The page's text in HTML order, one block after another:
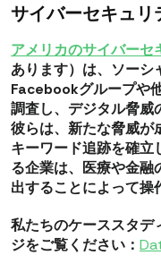
サイバーセキュリ
アメリカのサイバーセ
あります）は、ソーシ
Facebookグループや
調査し、デジタル脅威
彼らは、新たな脅威が
キーワード追跡を確立
る企業は、医療や金融
出することによって操
私たちのケーススタデ
ジをご覧ください：